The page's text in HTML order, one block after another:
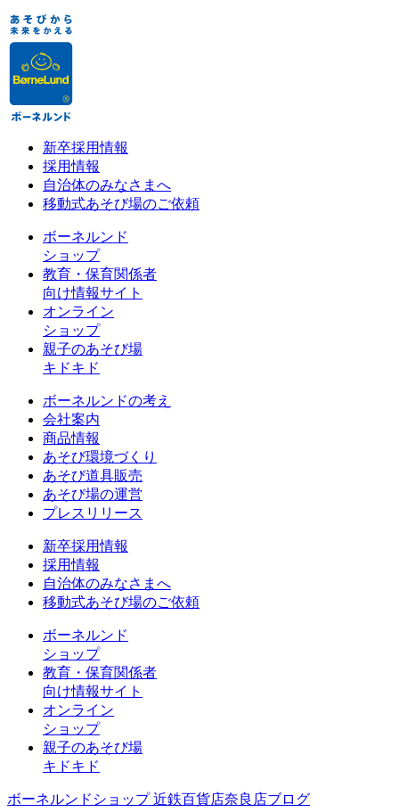
新卒採用情報
採用情報
自治体のみなさまへ
移動式あそび場のご依頼
ボーネルンド
ショップ
教育・保育関係者
向け情報サイト
オンライン
ショップ
親子のあそび場
キドキド
ボーネルンドの考え
会社案内
商品情報
あそび環境づくり
あそび道具販売
あそび場の運営
プレスリリース
新卒採用情報
採用情報
自治体のみなさまへ
移動式あそび場のご依頼
ボーネルンド
ショップ
教育・保育関係者
向け情報サイト
オンライン
ショップ
親子のあそび場
キドキド
ボーネルンドショップ 近鉄百貨店奈良店ブログ